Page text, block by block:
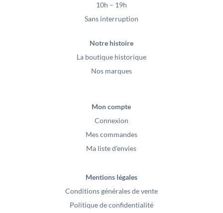
10h – 19h
Sans interruption
Notre histoire
La boutique historique
Nos marques
Mon compte
Connexion
Mes commandes
Ma liste d’envies
Mentions légales
Conditions générales de vente
Politique de confidentialité